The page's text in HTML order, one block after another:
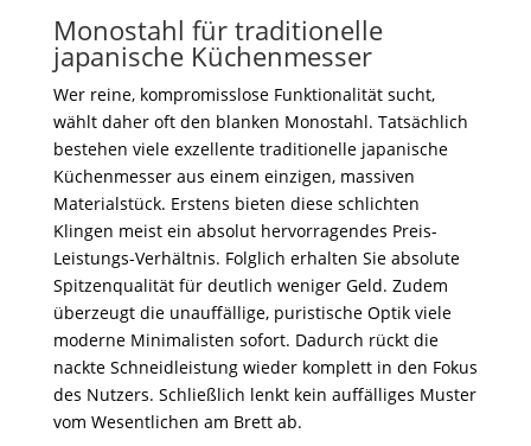
Monostahl für traditionelle
japanische Küchenmesser
Wer reine, kompromisslose Funktionalität sucht,
wählt daher oft den blanken Monostahl. Tatsächlich
bestehen viele exzellente traditionelle japanische
Küchenmesser aus einem einzigen, massiven
Materialstück. Erstens bieten diese schlichten
Klingen meist ein absolut hervorragendes Preis-
Leistungs-Verhältnis. Folglich erhalten Sie absolute
Spitzenqualität für deutlich weniger Geld. Zudem
überzeugt die unauffällige, puristische Optik viele
moderne Minimalisten sofort. Dadurch rückt die
nackte Schneidleistung wieder komplett in den Fokus
des Nutzers. Schließlich lenkt kein auffälliges Muster
vom Wesentlichen am Brett ab.